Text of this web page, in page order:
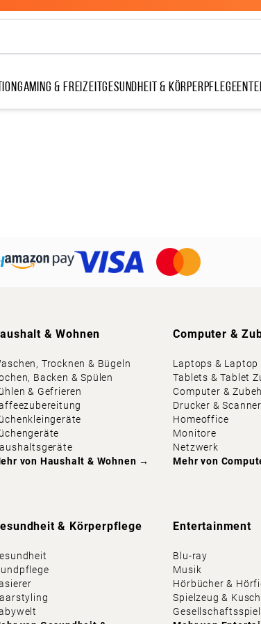
Gaming & FreizeitGesundheit & Körperpflege
& Wohnen
Trocknen & Bügeln
Backen & Spülen
& Gefrieren
von Haushalt & Wohnen →
Computer &
Laptops & Laptop
Tablets & Tablet
Computer &
Drucker & Scanner
Homeoffice
Monitore
Netzwerk
Mehr von
& Körperpflege Entertainment
Blu-ray
Musik
Hörbücher &
Spielzeug &